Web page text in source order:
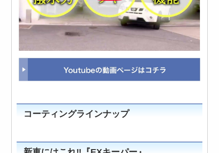
コーティングラインナップ